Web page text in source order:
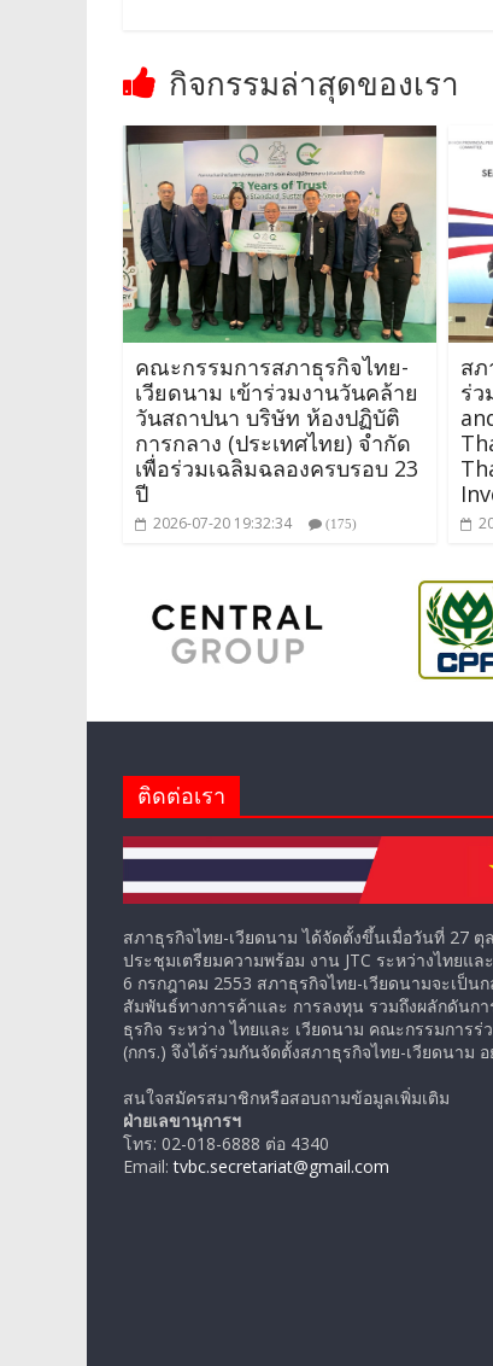
กิจกรรมล่าสุดของเรา
คณะกรรมการสภาธุรกิจไทย-
เวียดนาม เข้าร่วมงานวันคล้าย
วันสถาปนา บริษัท ห้องปฏิบัติ
การกลาง (ประเทศไทย) จำกัด
เพื่อร่วมเฉลิมฉลองครบรอบ 23
ปี
2026-07-20 19:32:34 (175)
สภ
ร่
ติดต่อเรา
สภาธุรกิจไทย-เวียดนาม ได้จัดตั้งขึ้นเมื่อวันที่ 27 ตุ
ประชุมเตรียมความพร้อม งาน JTC ระหว่างไทยแ
6 กรกฎาคม 2553 สภาธุรกิจไทย-เวียดนามจะเป็น
สัมพันธ์ทางการค้าและ การลงทุน รวมถึงผลักดันก
ธุรกิจ ระหว่าง ไทยและ เวียดนาม คณะกรรมการร่
(กกร.) จึงได้ร่วมกันจัดตั้งสภาธุรกิจไทย-เวียดนาม อ
สนใจสมัครสมาชิกหรือสอบถามข้อมูลเพิ่มเติม
ฝ่ายเลขานุการฯ
โทร: 02-018-6888 ต่อ 4340
Email:tvbc.secretariat@gmail.com